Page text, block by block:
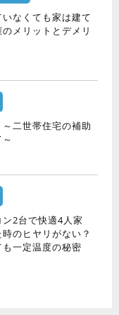
なくても家は建て
メリットとデメリ
二世帯住宅の補助
ン2台で快適4人家
のヒヤリがない？
一定温度の秘密